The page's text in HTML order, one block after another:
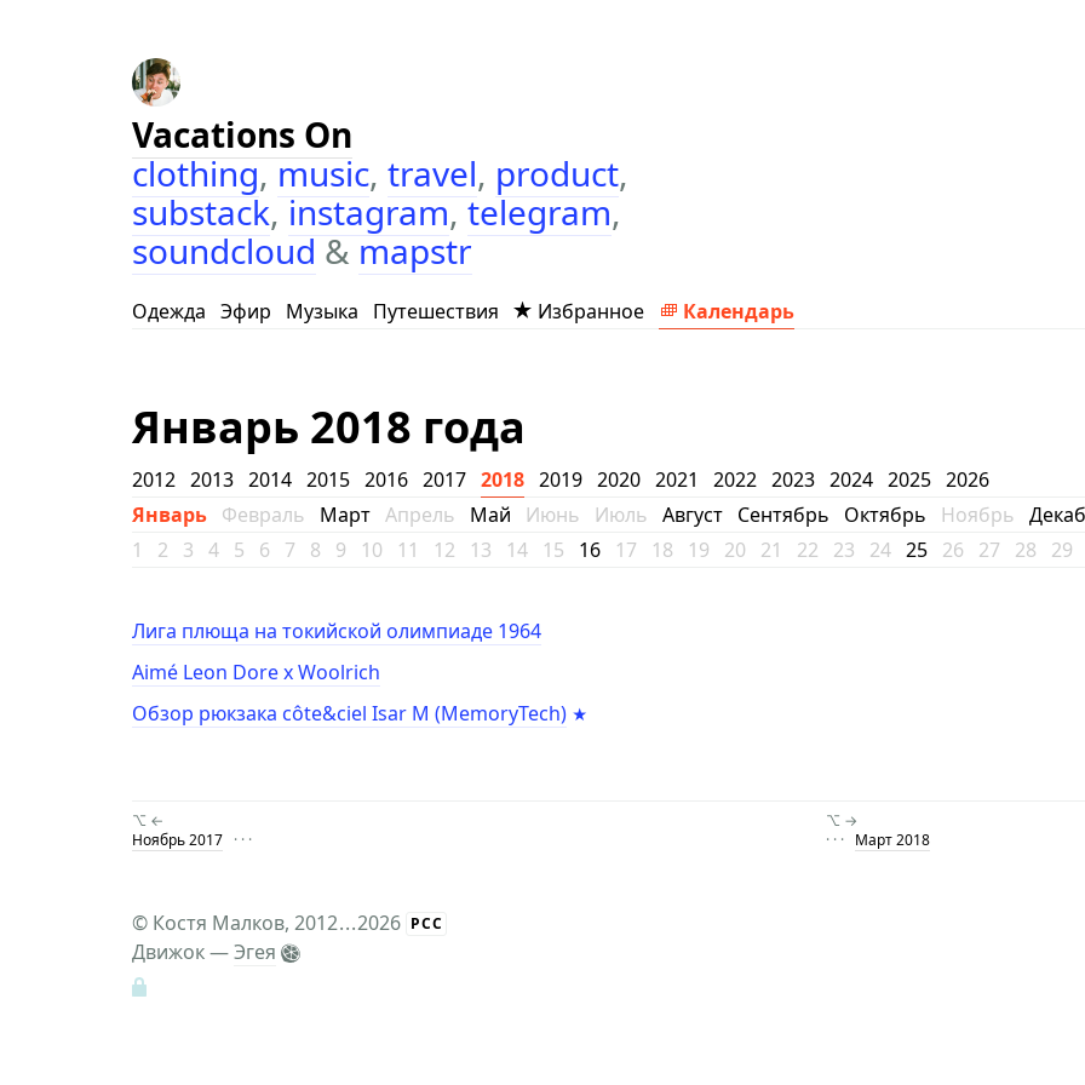
Vacations On
clothing,music, travel, product,
substack,instagram,telegram,
soundcloud&mapstr
Одежда Эфир Музыка Путешествия Избранное Календарь
Январь 2018 года
2012 2013 2014 2015 2016 2017 2018 2019 2020 2021 2022 2023 2024 2025 2026
Январь
Февраль Март Апрель Май Июнь Июль Август Сентябрь Октябрь Ноябрь
1
2 3 4 5 6 7 8 9 10 11 12 13 14 15 16 17 18 19 20 21 22 23 24 25 26 27 28 29
Лига плюща на токийской олимпиаде 1964
Aimé Leon Dore x Woolrich
Обзор рюкзака côte&ciel Isar M (MemoryTech)
⌥ ←
Ноябрь 2017· · ·
⌥ →
· · · Март 2018
© Костя Малков, 2012...2026 РСС
Движок —Эгея